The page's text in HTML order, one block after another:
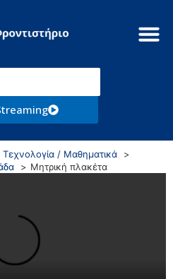
Τεχνολογία / Μαθηματικά
Μητρική πλακέτα